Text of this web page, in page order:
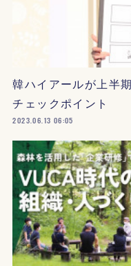
韓ハイアールが上半
チェックポイント
2023.06.13 06:05